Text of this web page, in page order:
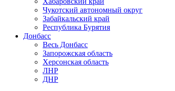
Чукотский автономный округ
Забайкальский край
Республика Бурятия
Донбасс
Весь Донбасс
Запорожская область
Херсонская область
ЛНР
ДНР